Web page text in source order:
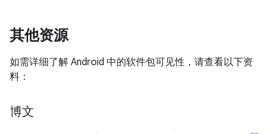
其他资源
如需详细了解 Android 中的软件包可见性，请查看以下资
料：
博文